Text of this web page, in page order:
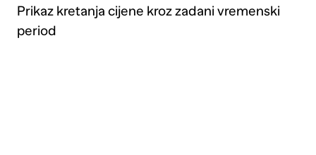
Prikaz kretanja cijene kroz zadani vremenski
period